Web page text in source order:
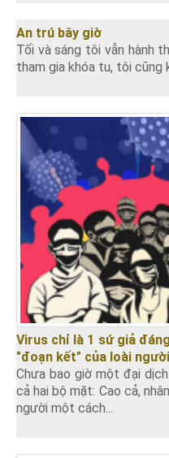
An trú bây giờ
Tối và sáng tôi vẫn hành
tham gia khóa tu, tôi cũng
Virus chỉ là 1 sứ giả
"đoạn kết" của loài người
Chưa bao giờ một đại
cả hai bộ mặt: Cao cả,
người một cách...